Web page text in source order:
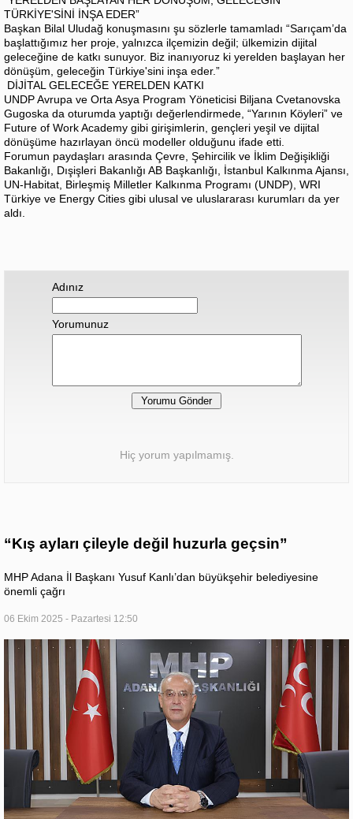
TÜRKİYE'SİNİ İNŞA EDER”
Başkan Bilal Uludağ konuşmasını şu sözlerle tamamladı “Sarıçam’da
başlattığımız her proje, yalnızca ilçemizin değil; ülkemizin dijital
geleceğine de katkı sunuyor. Biz inanıyoruz ki yerelden başlayan her
dönüşüm, geleceğin Türkiye'sini inşa eder.”
DİJİTAL GELECEĞE YERELDEN KATKI
UNDP Avrupa ve Orta Asya Program Yöneticisi Biljana Cvetanovska
Gugoska da oturumda yaptığı değerlendirmede, “Yarının Köyleri” ve
Future of Work Academy gibi girişimlerin, gençleri yeşil ve dijital
dönüşüme hazırlayan öncü modeller olduğunu ifade etti.
Forumun paydaşları arasında Çevre, Şehircilik ve İklim Değişikliği
Bakanlığı, Dışişleri Bakanlığı AB Başkanlığı, İstanbul Kalkınma Ajansı,
UN-Habitat, Birleşmiş Milletler Kalkınma Programı (UNDP), WRI
Türkiye ve Energy Cities gibi ulusal ve uluslararası kurumları da yer
aldı.
Adınız
Yorumunuz
Hiç yorum yapılmamış.
“Kış ayları çileyle değil huzurla geçsin”
MHP Adana İl Başkanı Yusuf Kanlı’dan büyükşehir belediyesine
önemli çağrı
06 Ekim 2025 - Pazartesi 12:50